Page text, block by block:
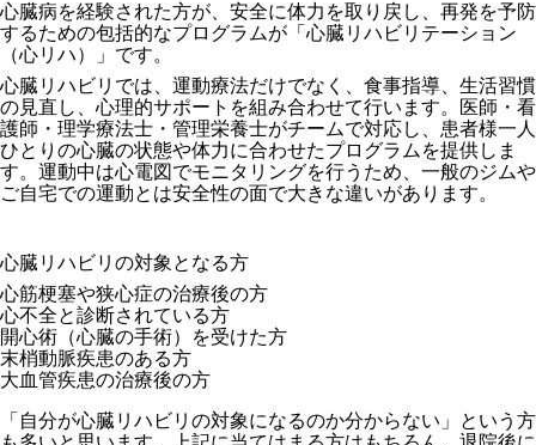
心臓病を経験された方が、安全に体力を取り戻し、再発を予防
するための包括的なプログラムが「心臓リハビリテーション
（心リハ）」です。
心臓リハビリでは、運動療法だけでなく、食事指導、生活習慣
の見直し、心理的サポートを組み合わせて行います。医師・看
護師・理学療法士・管理栄養士がチームで対応し、患者様一人
ひとりの心臓の状態や体力に合わせたプログラムを提供しま
す。運動中は心電図でモニタリングを行うため、一般のジムや
ご自宅での運動とは安全性の面で大きな違いがあります。
心臓リハビリの対象となる方
心筋梗塞や狭心症の治療後の方
心不全と診断されている方
開心術（心臓の手術）を受けた方
末梢動脈疾患のある方
大血管疾患の治療後の方
「自分が心臓リハビリの対象になるのか分からない」という方